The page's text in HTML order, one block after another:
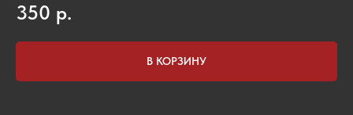
350 р.
В КОРЗИНУ